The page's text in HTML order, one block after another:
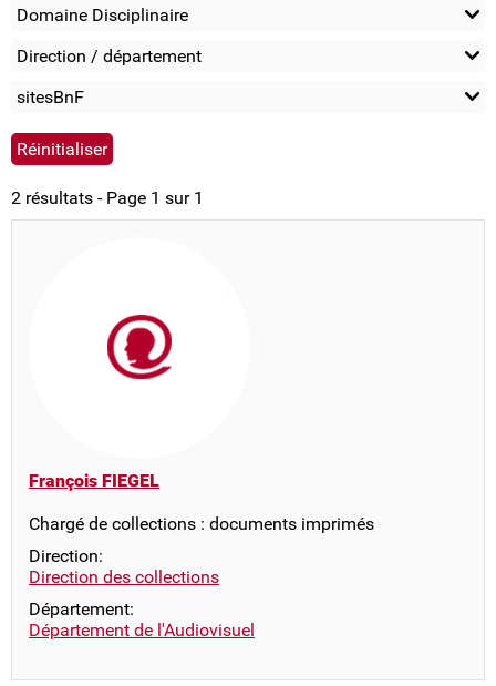
Domaine Disciplinaire
Direction / département
sitesBnF
2 résultats - Page 1 sur 1
François FIEGEL
Chargé de collections : documents imprimés
Direction:
Direction des collections
Département:
Département de l'Audiovisuel